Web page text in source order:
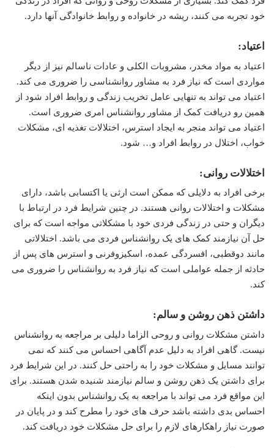
خود تجربه می کنند، ریشه در خانواده و روابط خانوادگی آنها دارد.
اعتیاد:
اعتیاد به مواد مخدر، مشروبات الکلی و عادات ناسالم نیز از دیگر
مواردی است که نیاز فرد به مشاور روانشناسی را ضروری می کند.
اعتیاد می تواند به تنهایی عامل تخریب زندگی و روابط افراد شود از
همین رو دریافت کمک از مشاور روانشناس امری ضروری است.
اعتیاد می تواند منجر به ایجاد استرس، اختلالات تغذیه ای، مشکلات
خواب، اختلال در روابط افراد و… شود.
اختلالات روانی:
برخی افراد به دلایلی که ممکن است ارثی یا اکتسابی باشد، دارای
مشکلات و اختلالات روانی هستند. در چنین شرایط فرد در ارتباط با
دیگران و حتی در زندگی فردی خود با مشکلاتی مواجه است که برای
حل آن نیازمند کمک های یک روانشناس فردی می باشد. اختلالاتی
مانند دوقطبی، افسردگی عمده، اسکیزوفرنی و استرس های پس از
حادثه از جمله عواملی است که نیاز فرد به روانشناس را ضروری می
کند.
داشتن ذهن روشن و سالم:
داشتن مشکلات روانی و روحی الزاما دلیلی بر مراجعه به روانشناس
نیست. گاهی افراد به دلیل عدم آگاهی احساس می کنند که نمی
توانند مسایل و مشکلات خود را به راحتی حل کنند. در این شرایط فرد
برای داشتن یک ذهن روشن و سالم نیازمند شنیده شدن هستند. برای
این مواقع فرد می تواند با مراجعه به یک روانشناس بدون اینکه
احساس بدی داشته باشد حرف های خود را مطرح کند و در پایان در
صورت نیاز راهکارهای لازم را برای حل مشکلات خود دریافت کند.